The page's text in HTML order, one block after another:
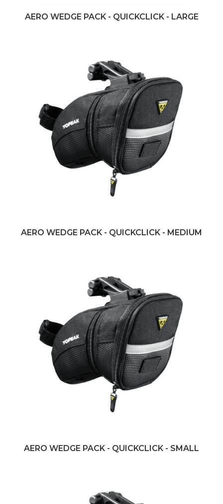
AERO WEDGE PACK - QUICKCLICK - LARGE
AERO WEDGE PACK - QUICKCLICK - MEDIUM
AERO WEDGE PACK - QUICKCLICK - SMALL